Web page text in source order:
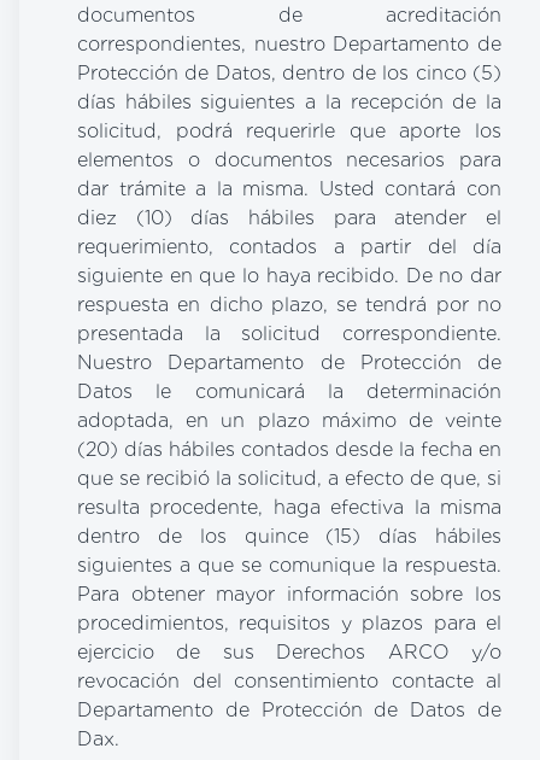
documentos de acreditación
correspondientes, nuestro Departamento de
Protección de Datos, dentro de los cinco (5)
días hábiles siguientes a la recepción de la
solicitud, podrá requerirle que aporte los
elementos o documentos necesarios para
dar trámite a la misma. Usted contará con
diez (10) días hábiles para atender el
requerimiento, contados a partir del día
siguiente en que lo haya recibido. De no dar
respuesta en dicho plazo, se tendrá por no
presentada la solicitud correspondiente.
Nuestro Departamento de Protección de
Datos le comunicará la determinación
adoptada, en un plazo máximo de veinte
(20) días hábiles contados desde la fecha en
que se recibió la solicitud, a efecto de que, si
resulta procedente, haga efectiva la misma
dentro de los quince (15) días hábiles
siguientes a que se comunique la respuesta.
Para obtener mayor información sobre los
procedimientos, requisitos y plazos para el
ejercicio de sus Derechos ARCO y/o
revocación del consentimiento contacte al
Departamento de Protección de Datos de
Dax.